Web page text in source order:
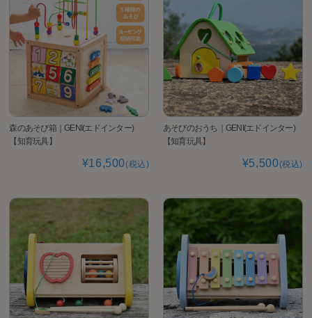
森のあそび箱｜GENI(エドインター)
【知育玩具】
¥16,500(税込)
あそびのおうち｜GENI(エドインター)
【知育玩具】
¥5,500(税込)